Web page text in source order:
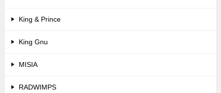
King & Prince
King Gnu
MISIA
RADWIMPS